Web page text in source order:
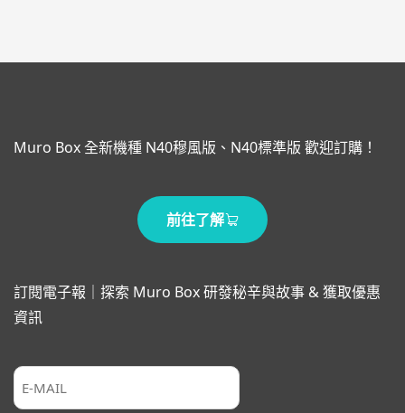
Muro Box 全新機種 N40穆風版、N40標準版 歡迎訂購！
前往了解
訂閱電子報｜探索 Muro Box 研發秘辛與故事 & 獲取優惠
資訊